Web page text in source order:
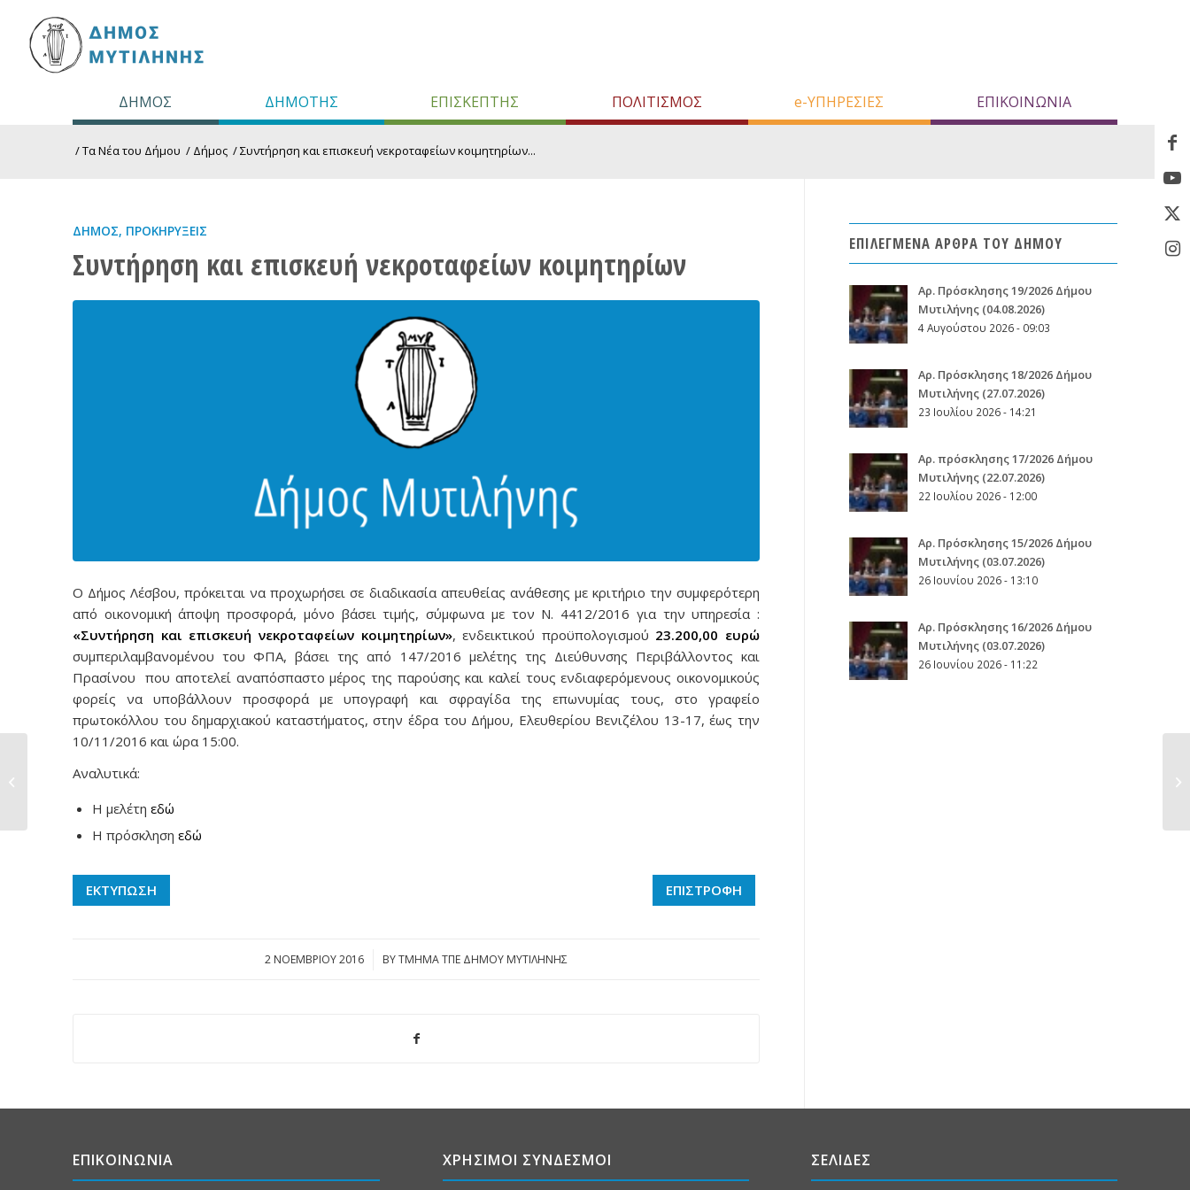
ΔΗΜΟΣ ΔΗΜΟΤΗΣ ΕΠΙΣΚΕΠΤΗΣ ΠΟΛΙΤΙΣΜΟΣ e-ΥΠΗΡΕΣΙΕΣ ΕΠΙΚΟΙΝΩΝΙΑ
/Τα Νέα του Δήμου / Δήμος /Συντήρηση και επισκευή νεκροταφείων κοιμητηρίων...
ΔΉΜΟΣ, ΠΡΟΚΗΡΎΞΕΙΣ
Συντήρηση και επισκευή νεκροταφείων κοιμητηρίων
Ο Δήμος Λέσβου, πρόκειται να προχωρήσει σε διαδικασία απευθείας ανάθεσης με κριτήριο την συμφερότερη
από οικονομική άποψη προσφορά, μόνο βάσει τιμής, σύμφωνα με τον Ν. 4412/2016 για την υπηρεσία :
«Συντήρηση και επισκευή νεκροταφείων κοιμητηρίων», ενδεικτικού προϋπολογισμού 23.200,00 ευρώ
συμπεριλαμβανομένου του ΦΠΑ, βάσει της από 147/2016 μελέτης της Διεύθυνσης Περιβάλλοντος και
Πρασίνου που αποτελεί αναπόσπαστο μέρος της παρούσης και καλεί τους ενδιαφερόμενους οικονομικούς
φορείς να υποβάλλουν προσφορά με υπογραφή και σφραγίδα της επωνυμίας τους, στο γραφείο
πρωτοκόλλου του δημαρχιακού καταστήματος, στην έδρα του Δήμου, Ελευθερίου Βενιζέλου 13-17, έως την
10/11/2016 και ώρα 15:00.
Αναλυτικά:
Η μελέτη εδώ
Η πρόσκληση εδώ
ΕΚΤΥΠΩΣΗ ΕΠΙΣΤΡΟΦΗ
2 ΝΟΕΜΒΡΊΟΥ 2016
/ BYΤΜΗΜΑ ΤΠΕ ΔΗΜΟΥ ΜΥΤΙΛΗΝΗΣ
ΕΠΙΛΕΓΜΕΝΑ ΑΡΘΡΑ ΤΟΥ ΔΗΜΟΥ
Aρ. Πρόσκλησης 19/2026 Δήμου
Μυτιλήνης (04.08.2026)
4 Αυγούστου 2026 - 09:03
Aρ. Πρόσκλησης 18/2026 Δήμου
Μυτιλήνης (27.07.2026)
23 Ιουλίου 2026 - 14:21
Αρ. πρόσκλησης 17/2026 Δήμου
Μυτιλήνης (22.07.2026)
22 Ιουλίου 2026 - 12:00
Aρ. Πρόσκλησης 15/2026 Δήμου
Μυτιλήνης (03.07.2026)
26 Ιουνίου 2026 - 13:10
Aρ. Πρόσκλησης 16/2026 Δήμου
Μυτιλήνης (03.07.2026)
26 Ιουνίου 2026 - 11:22
ΕΠΙΚΟΙΝΩΝΙΑ ΧΡΗΣΙΜΟΙ ΣΥΝΔΕΣΜΟΙ ΣΕΛΙΔΕΣ
καυσίμων Δήμου